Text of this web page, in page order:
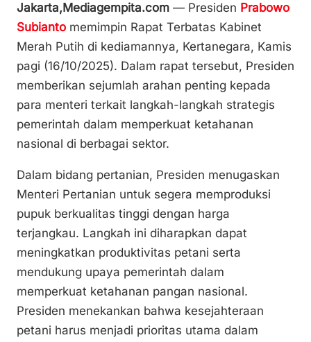
p
y
Li
n
k
ai
l
c
e
b
o
o
k
at
s
A
p
p
ar
e
Jakarta,Mediagempita.com — Presiden Prabowo
Subianto memimpin Rapat Terbatas Kabinet
Merah Putih di kediamannya, Kertanegara, Kamis
pagi (16/10/2025). Dalam rapat tersebut, Presiden
memberikan sejumlah arahan penting kepada
para menteri terkait langkah-langkah strategis
pemerintah dalam memperkuat ketahanan
nasional di berbagai sektor.
Dalam bidang pertanian, Presiden menugaskan
Menteri Pertanian untuk segera memproduksi
pupuk berkualitas tinggi dengan harga
terjangkau. Langkah ini diharapkan dapat
meningkatkan produktivitas petani serta
mendukung upaya pemerintah dalam
memperkuat ketahanan pangan nasional.
Presiden menekankan bahwa kesejahteraan
petani harus menjadi prioritas utama dalam